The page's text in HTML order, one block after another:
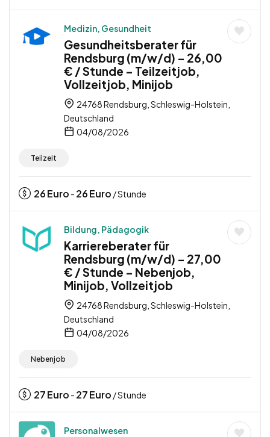
Medizin, Gesundheit
Gesundheitsberater für
Rendsburg (m/w/d) – 26,00
€ / Stunde – Teilzeitjob,
Vollzeitjob, Minijob
24768 Rendsburg, Schleswig-Holstein,
Deutschland
04/08/2026
Teilzeit
26Euro - 26Euro / Stunde
Bildung, Pädagogik
Karriereberater für
Rendsburg (m/w/d) – 27,00
€ / Stunde – Nebenjob,
Minijob, Vollzeitjob
24768 Rendsburg, Schleswig-Holstein,
Deutschland
04/08/2026
Nebenjob
27Euro - 27Euro / Stunde
Personalwesen